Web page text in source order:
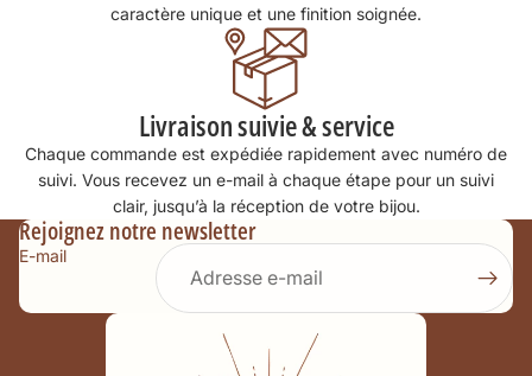
Élodie Sevrain
Ma fille a adoré , les finitions sont
parfaite , très très jolie bracelet ,
merciiii
caractère unique et une finition soignée.
Livraison suivie & service
Chaque commande est expédiée rapidement avec numéro de
suivi. Vous recevez un e-mail à chaque étape pour un suivi
clair, jusqu’à la réception de votre bijou.
Rejoignez notre newsletter
E-mail